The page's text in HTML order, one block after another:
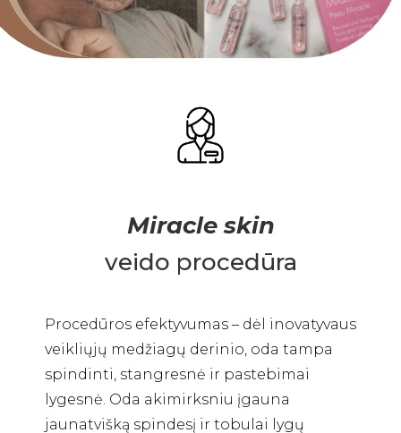
Miracle skin
veido procedūra
Procedūros efektyvumas – dėl inovatyvaus
veikliųjų medžiagų derinio, oda tampa
spindinti, stangresnė ir pastebimai
lygesnė. Oda akimirksniu įgauna
jaunatvišką spindesį ir tobulai lygų